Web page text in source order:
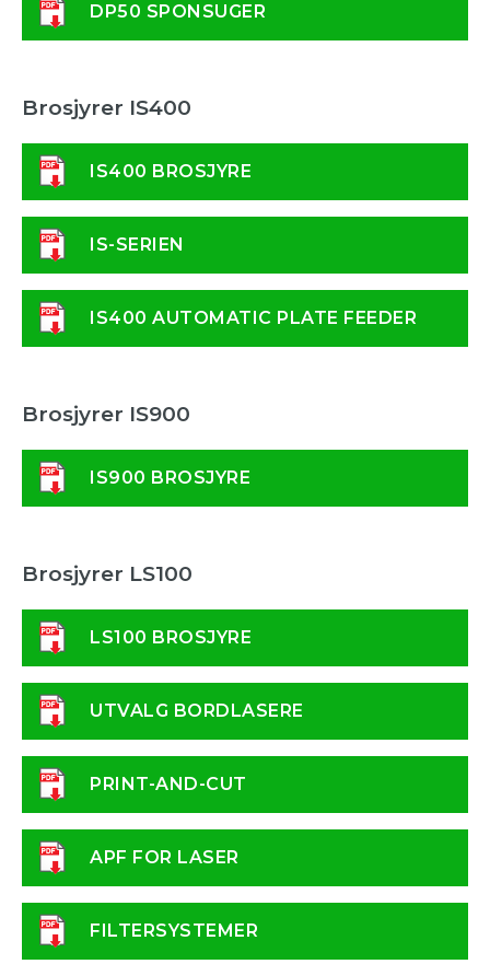
DP50 SPONSUGER
Brosjyrer IS400
IS400 BROSJYRE
IS-SERIEN
IS400 AUTOMATIC PLATE FEEDER
Brosjyrer IS900
IS900 BROSJYRE
Brosjyrer LS100
LS100 BROSJYRE
UTVALG BORDLASERE
PRINT-AND-CUT
APF FOR LASER
FILTERSYSTEMER